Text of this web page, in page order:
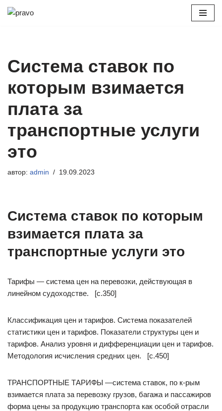
Система ставок по
которым взимается
плата за
транспортные услуги
это
автор: admin 19.09.2023
Система ставок по которым
взимается плата за
транспортные услуги это
Тарифы — система цен на перевозки, действующая в
линейном судоходстве. [c.350]
Классификация цен и тарифов. Система показателей
статистики цен и тарифов. Показатели структуры цен и
тарифов. Анализ уровня и дифференциации цен и тарифов.
Методология исчисления средних цен. [c.450]
ТРАНСПОРТНЫЕ ТАРИФЫ —система ставок, по к-рым
взимается плата за перевозку грузов, багажа и пассажиров
форма цены за продукцию транспорта как особой отрасли